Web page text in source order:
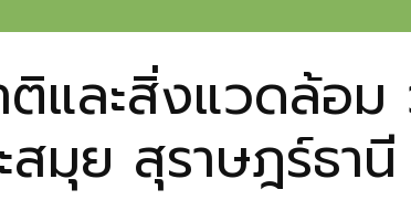
ติและสิ่งแวดล้อ
สมุย สุราษฎร์ธานี